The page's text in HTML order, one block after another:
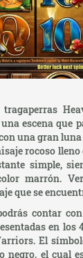
escena que
una gran
rocoso
simple,
marrón.
que se
contar
en los
El
negro, el cual